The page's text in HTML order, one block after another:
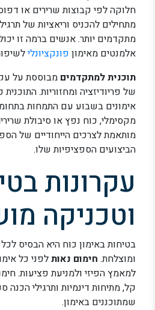
חלוקה לפי קבוצות שרירים או
מתחילים להכניס וריאציות של
מתקדמים יותר. אנשים ברמה זו
אלמנטים מאימון פונקציונלי
תוכנית למתקדמים מבוססת על
של פריודיזציה ומחזוריות.
אימונים בשבוע עם התמחות
מקסימלי, כוח נפץ או סיבולת
מותאמת לצרכים הייחודיים של
הביצועים הספציפיות שלו.
עקרונות
וטכניקה
בטיחות באימון כוח היא הבסיס
ומוצלחת. חימום נאותלפני כל
למאמץ הפיזי ולמניעת פציעות.
קל, מתיחות דינמיות ותרגילי הכנה
שמתוכננים באימון.